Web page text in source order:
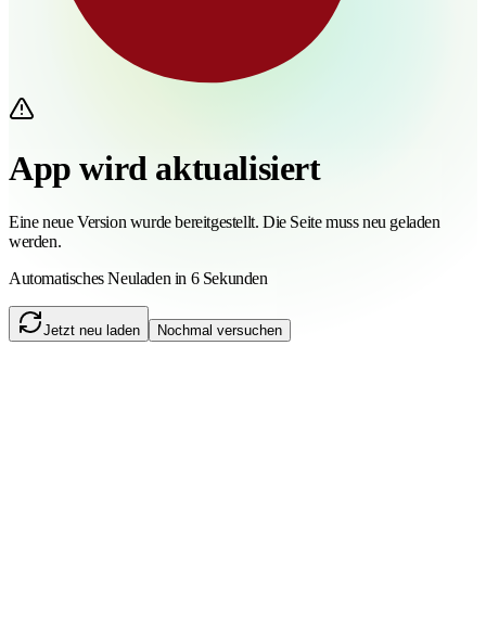
App wird aktualisiert
Eine neue Version wurde bereitgestellt. Die Seite muss neu geladen
werden.
Automatisches Neuladen in 6 Sekunden
Jetzt neu laden Nochmal versuchen